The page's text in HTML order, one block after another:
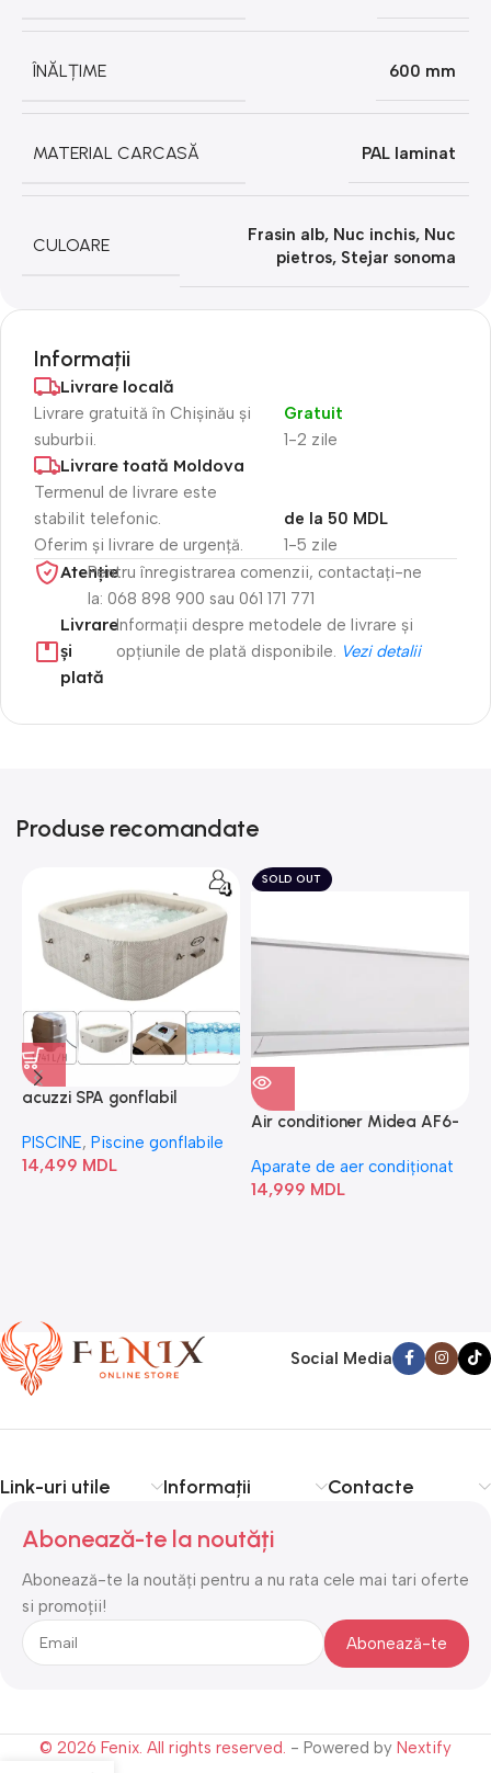
ÎNĂLȚIME 600 mm
MATERIAL CARCASĂ PAL laminat
CULOARE
Frasin alb, Nuc inchis, Nuc
pietros, Stejar sonoma
Informații
Livrare locală
Livrare gratuită în Chișinău și
suburbii.
1-2 zile
Gratuit
Livrare toată Moldova
Termenul de livrare este
stabilit telefonic.
Oferim și livrare de urgență.
1-5 zile
de la 50 MDL
Atenție​Pentru înregistrarea comenzii, contactați-ne
la: 068 898 900 sau 061 171 771
Livrare
și
plată
Informații despre metodele de livrare și
opțiunile de plată disponibile. Vezi detalii
Produse recomandate
acuzzi SPA gonflabil
Bubble” 28446
PISCINE, Piscine gonflabile
14,499 MDL
SOLD OUT
Air conditioner Midea AF6-
Aparate de aer condiționat
14,999 MDL
Social Media
Link-uri utile Informații Contacte
Abonează-te la noutăți
Abonează-te la noutăți pentru a nu rata cele mai tari oferte
si promoții!
© 2026 Fenix. All rights reserved. - Powered by Nextify